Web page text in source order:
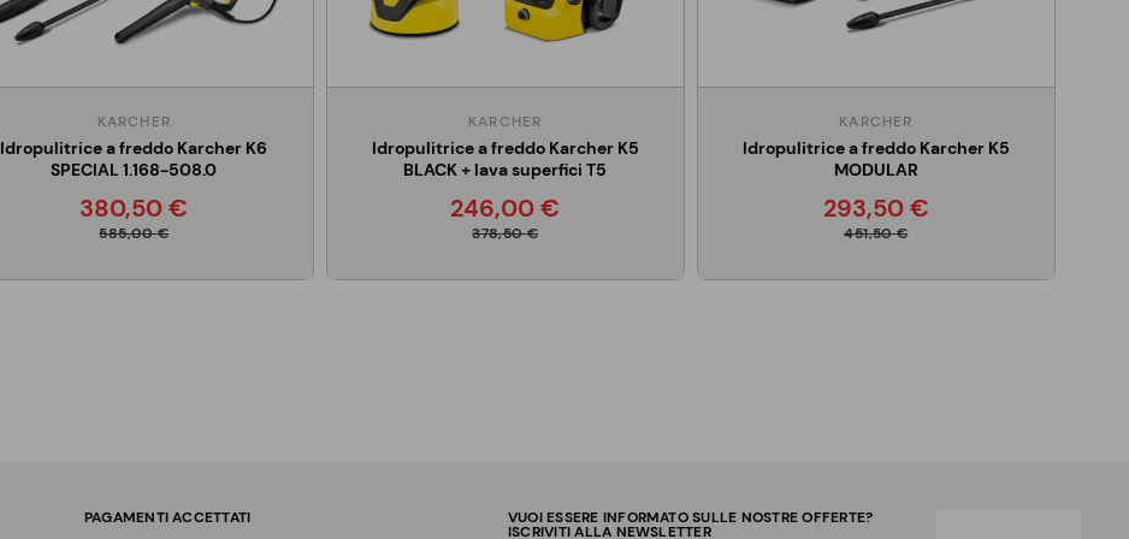
KARCHER
Idropulitrice a freddo Karcher K6
SPECIAL 1.168-508.0
380,50 €
585,00 €
KARCHER
Idropulitrice a freddo Karcher K5
BLACK + lava superfici T5
246,00 €
378,50 €
KARCHER
Idropulitrice a freddo Karcher K5
MODULAR
293,50 €
451,50 €
PAGAMENTI ACCETTATI VUOI ESSERE INFORMATO SULLE NOSTRE OFFERTE?
ISCRIVITI ALLA NEWSLETTER